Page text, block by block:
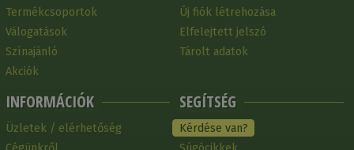
Termékcsoportok
Válogatások
Színajánló
Akciók
INFORMÁCIÓK
Üzletek / elérhetőség
Új fiók létrehozása
Elfelejtett jelszó
Tárolt adatok
SEGÍTSÉG
Kérdése van?